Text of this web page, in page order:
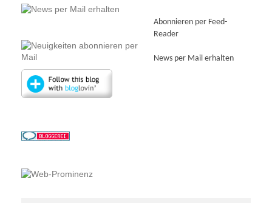
Abonnieren per Feed-
Reader
News per Mail erhalten